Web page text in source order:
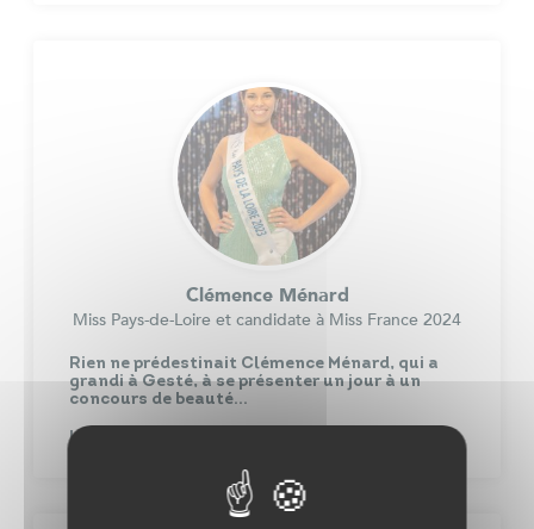
Clémence Ménard
Miss Pays-de-Loire et candidate à Miss France 2024
Rien ne prédestinait Clémence Ménard, qui a
grandi à Gesté, à se présenter un jour à un
concours de beauté…
Lire plus